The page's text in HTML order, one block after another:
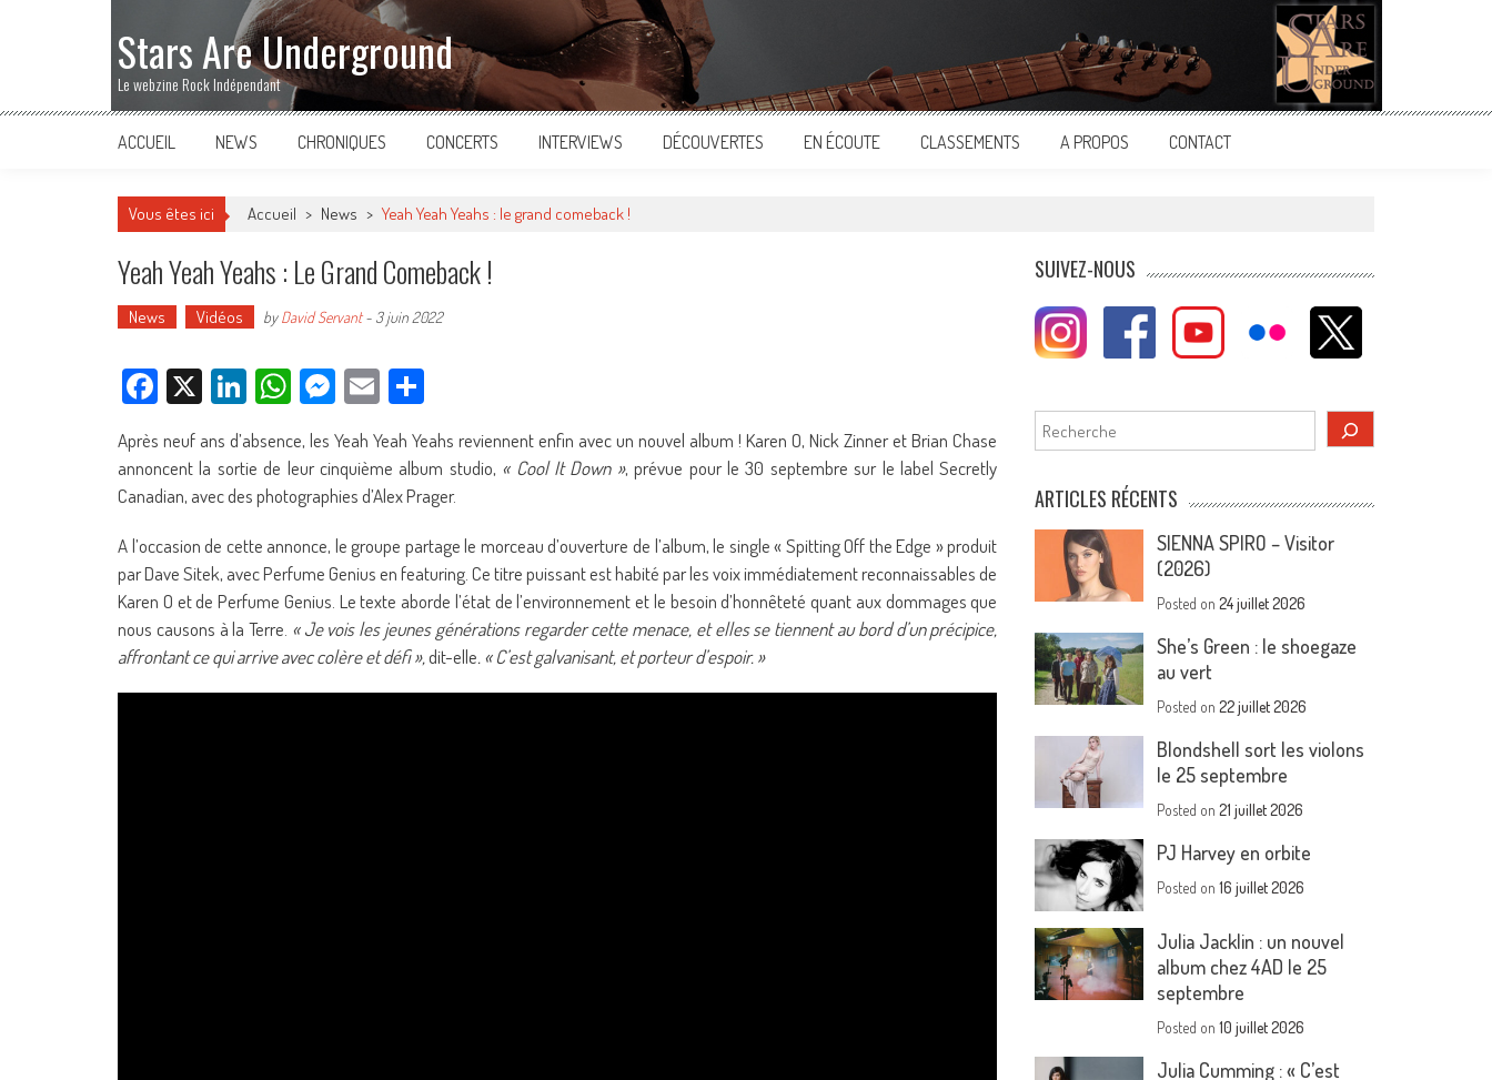
Stars Are Underground
Le webzine Rock Indépendant
ACCUEIL NEWS CHRONIQUES CONCERTS INTERVIEWS DÉCOUVERTES EN ÉCOUTE CLASSEMENTS A PROPOS CONTACT
Vous êtes ici Accueil > News > Yeah Yeah Yeahs : le grand comeback !
Yeah Yeah Yeahs : Le Grand Comeback !
News Vidéos byDavid Servant- 3 juin 2022
Facebook
X LinkedIn
WhatsApp
Messenger
Email
Après neuf ans d’absence, les Yeah Yeah Yeahs reviennent enfin avec un nouvel album ! Karen O, Nick Zinner et Brian Chase
annoncent la sortie de leur cinquième album studio, « Cool It Down », prévue pour le 30 septembre sur le label Secretly
Canadian, avec des photographies d’Alex Prager.
A l’occasion de cette annonce, le groupe partage le morceau d’ouverture de l’album, le single « Spitting Off the Edge » produit
par Dave Sitek, avec Perfume Genius en featuring. Ce titre puissant est habité par les voix immédiatement reconnaissables de
Karen O et de Perfume Genius. Le texte aborde l’état de l’environnement et le besoin d’honnêteté quant aux dommages que
nous causons à la Terre. « Je vois les jeunes générations regarder cette menace, et elles se tiennent au bord d’un précipice,
affrontant ce qui arrive avec colère et défi »,dit-elle. « C’est galvanisant, et porteur d’espoir. »
SUIVEZ-NOUS
Rechercher
ARTICLES RÉCENTS
SIENNA SPIRO – Visitor
(2026)
Posted on24 juillet 2026
She’s Green : le shoegaze
au vert
Posted on22 juillet 2026
Blondshell sort les violons
le 25 septembre
Posted on21 juillet 2026
PJ Harvey en orbite
Posted on16 juillet 2026
Julia Jacklin : un nouvel
album chez 4AD le 25
septembre
Posted on10 juillet 2026
Julia Cumming : « C’est